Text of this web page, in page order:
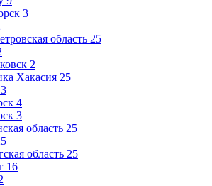
3
область 25
2
Хакасия 25
4
3
область 25
область 25
16